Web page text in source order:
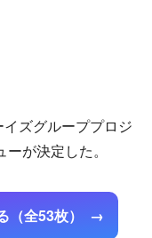
ズグループプロジ
が決定した。
全53枚）